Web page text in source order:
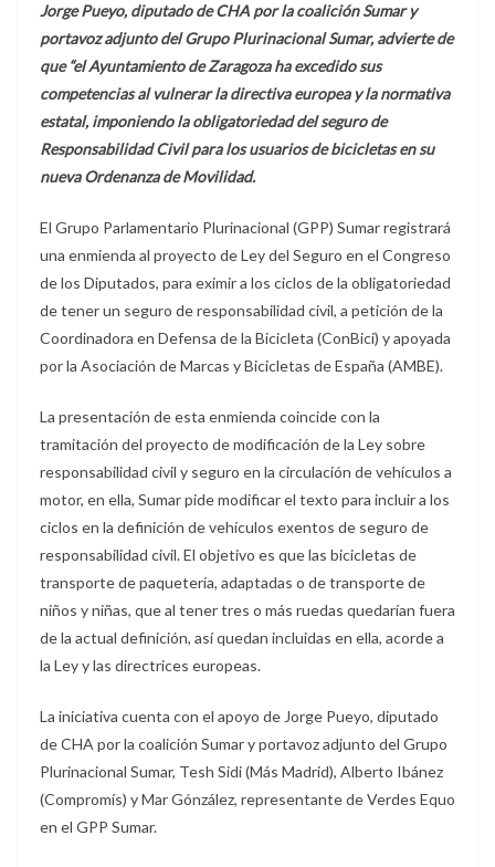
Jorge Pueyo, diputado de CHA por la coalición Sumar y
portavoz adjunto del Grupo Plurinacional Sumar, advierte de
que “el Ayuntamiento de Zaragoza ha excedido sus
competencias al vulnerar la directiva europea y la normativa
estatal, imponiendo la obligatoriedad del seguro de
Responsabilidad Civil para los usuarios de bicicletas en su
nueva Ordenanza de Movilidad.
El Grupo Parlamentario Plurinacional (GPP) Sumar registrará
una enmienda al proyecto de Ley del Seguro en el Congreso
de los Diputados, para eximir a los ciclos de la obligatoriedad
de tener un seguro de responsabilidad civil, a petición de la
Coordinadora en Defensa de la Bicicleta (ConBici) y apoyada
por la Asociación de Marcas y Bicicletas de España (AMBE).
La presentación de esta enmienda coincide con la
tramitación del proyecto de modificación de la Ley sobre
responsabilidad civil y seguro en la circulación de vehículos a
motor, en ella, Sumar pide modificar el texto para incluir a los
ciclos en la definición de vehículos exentos de seguro de
responsabilidad civil. El objetivo es que las bicicletas de
transporte de paquetería, adaptadas o de transporte de
niños y niñas, que al tener tres o más ruedas quedarían fuera
de la actual definición, así quedan incluidas en ella, acorde a
la Ley y las directrices europeas.
La iniciativa cuenta con el apoyo de Jorge Pueyo, diputado
de CHA por la coalición Sumar y portavoz adjunto del Grupo
Plurinacional Sumar, Tesh Sidi (Más Madrid), Alberto Ibánez
(Compromís) y Mar Gónzález, representante de Verdes Equo
en el GPP Sumar.